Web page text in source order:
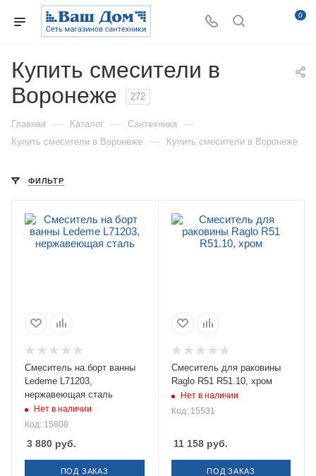
0
Купить смесители в
Воронеже
272
Главная — Каталог — Сантехника —
Купить смесители в Воронеже — Купить смесители в Воронеже
ФИЛЬТР
Смеситель на борт ванны
Ledeme L71203,
нержавеющая сталь
Нет в наличии
Код: 15808
3 880 руб.
ПОД ЗАКАЗ
Смеситель для раковины
Raglo R51 R51.10, хром
Нет в наличии
Код: 15531
11 158руб.
ПОД ЗАКАЗ